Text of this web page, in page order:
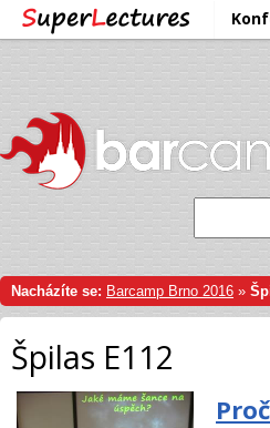
Nacházíte se: Barcamp Brno 2016 »
Špilas E112